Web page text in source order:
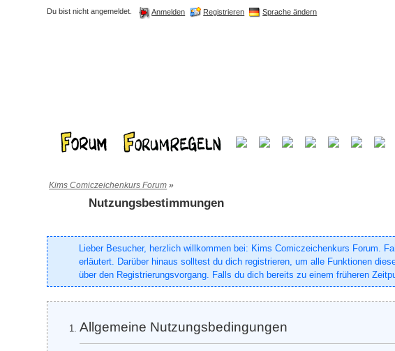
Du bist nicht angemeldet. Anmelden Registrieren Sprache ändern
Kims Comiczeichenkurs Forum »
Nutzungsbestimmungen
Lieber Besucher, herzlich willkommen bei: Kims Comiczeichenkurs Forum.
erläutert. Darüber hinaus solltest du dich registrieren, um alle Funktionen
über den Registrierungsvorgang. Falls du dich bereits zu einem früheren
Allgemeine Nutzungsbedingungen